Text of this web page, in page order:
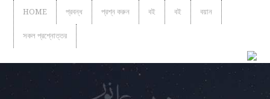
HOME প্রবন্ধ প্রশ্ন করুন বই বই বয়ান
সকল প্রশ্নোত্তর